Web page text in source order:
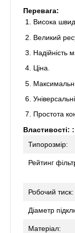
Перевага:
Висока
Великий
Надійність
Ціна.
Простота
Властивості: :
Типорозмір:
Рейтинг
Робочий тиск:
Діаметр
Матеріал: